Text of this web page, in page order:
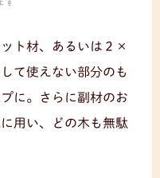
ット材、あるいは２×
て使えない部分のも
に。さらに副材のお
用い、どの木も無駄